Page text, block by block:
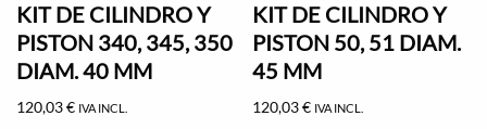
KIT DE CILINDRO Y
PISTON 340, 345, 350
DIAM. 40 MM
120,03€ IVA INCL.
KIT DE CILINDRO Y
PISTON 50, 51 DIAM.
45 MM
120,03€ IVA INCL.